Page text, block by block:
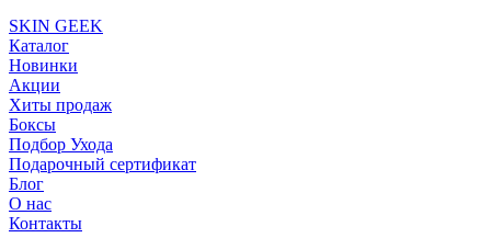
SKIN GEEK
Каталог
Новинки
Акции
Хиты продаж
Боксы
Подбор Ухода
Подарочный сертификат
Блог
О нас
Контакты